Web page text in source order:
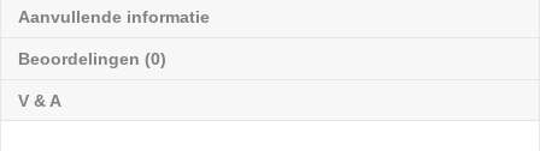
Zwart
Aanvullende informatie
Beoordelingen (0)
V & A